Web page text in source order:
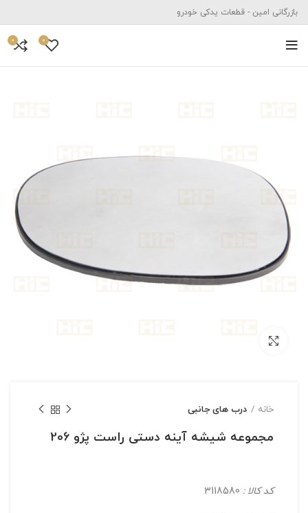
بازرگانی امین - قطعات یدکی خودرو
0
0
خانه درب های جانبی
مجموعه شیشه آینه دستی راست پژو 206
کد کالا :